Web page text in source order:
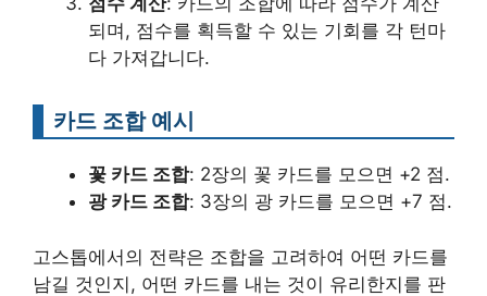
되며, 점수를 획득할 수 있는 기회를 각 턴마
다 가져갑니다.
카드 조합 예시
꽃 카드 조합: 2장의 꽃 카드를 모으면 +2 점.
광 카드 조합: 3장의 광 카드를 모으면 +7 점.
고스톱에서의 전략은 조합을 고려하여 어떤 카드를
남길 것인지, 어떤 카드를 내는 것이 유리한지를 판